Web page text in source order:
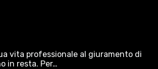
vita professionale al giuramento di
in resta. Per…